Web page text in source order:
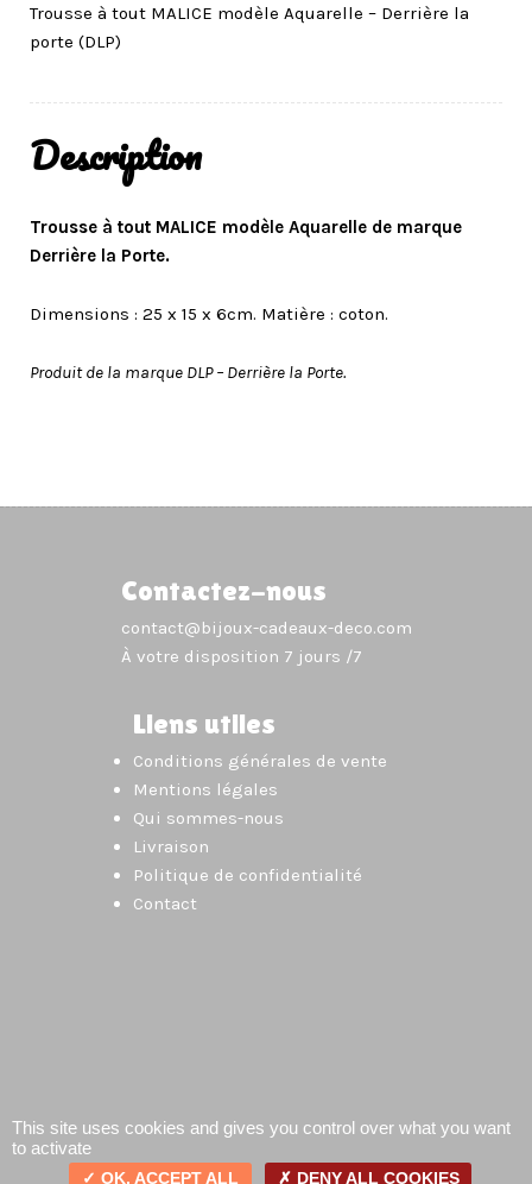
Trousse à tout MALICE modèle Aquarelle – Derrière la
porte (DLP)
Description
Trousse à tout MALICE modèle Aquarelle de marque
Derrière la Porte.
Dimensions : 25 x 15 x 6cm. Matière : coton.
Produit de la marque DLP – Derrière la Porte.
Contactez-nous
contact@bijoux-cadeaux-deco.com
À votre disposition 7 jours /7
Liens utiles
Conditions générales de vente
Mentions légales
Qui sommes-nous
Livraison
Politique de confidentialité
Contact
This site uses cookies and gives you control over what you want
to activate
OK, ACCEPT ALL DENY ALL COOKIES